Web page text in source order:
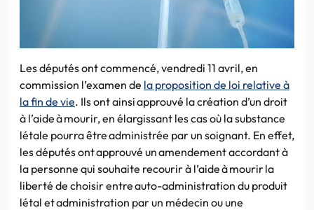
Les députés ont commencé, vendredi 11 avril, en
commission l’examen de la proposition de loi relative à
la fin de vie. Ils ont ainsi approuvé la création d’un droit
à l’aide à mourir, en élargissant les cas où la substance
létale pourra être administrée par un soignant. En effet,
les députés ont approuvé un amendement accordant à
la personne qui souhaite recourir à l’aide à mourir la
liberté de choisir entre auto-administration du produit
létal et administration par un médecin ou une